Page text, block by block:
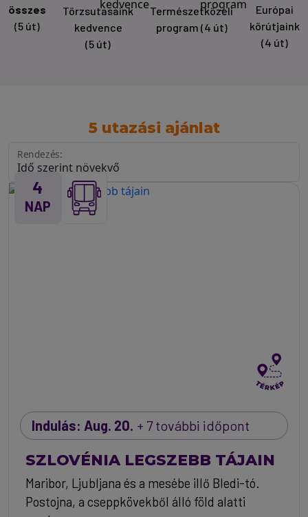
összes
(5 út)
Törzsutasaink
kedvence
(5 út)
Természetközeli
program (4 út)
Európai
körútjaink
(4 út)
5 utazási ajánlat
Rendezés:
4
NAP
Indulás: Aug. 20. + 7 további időpont
SZLOVÉNIA LEGSZEBB TÁJAIN
Maribor, Ljubljana és a mesébe illő Bledi-tó.
Postojna, a cseppkövekből álló föld alatti